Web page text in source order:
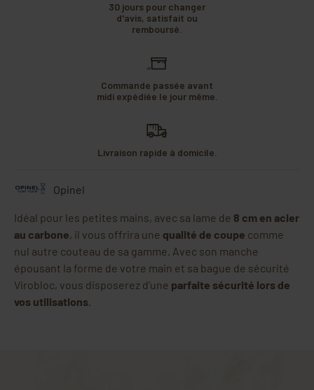
30 jours pour changer
d'avis, satisfait ou
remboursé.
Commande passée avant
midi expédiée le jour même.
Livraison rapide à domicile.
Opinel
Idéal pour les petites mains, avec sa lame de 8 cm en acier
au carbone, il vous offrira une qualité de coupe comme
nul autre couteau de sa gamme. Avec son manche
épousant la forme de votre main et sa bague de sécurité
Virobloc, vous disposerez d'une parfaite sécurité lors de
vos utilisations.